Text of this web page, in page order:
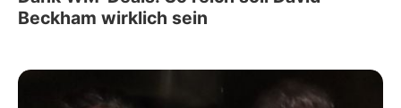
Beckham wirklich sein